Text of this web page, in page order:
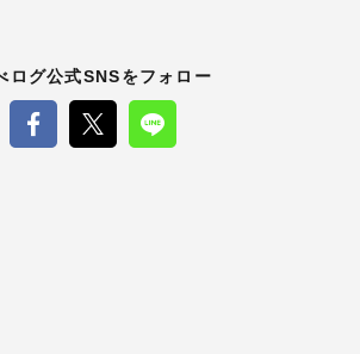
ログ公式SNSをフォロー